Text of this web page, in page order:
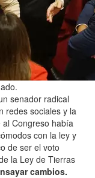
senador radical
redes sociales y la
Congreso había
con la ley y
de ser el voto
la Ley de Tierras
cambios.